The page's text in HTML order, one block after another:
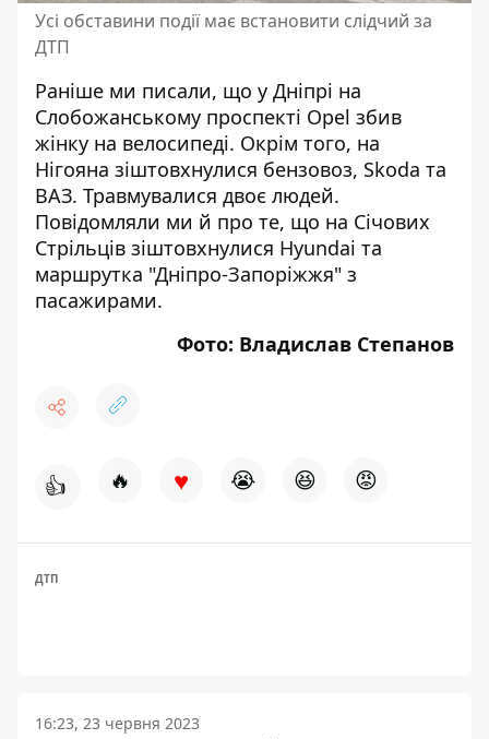
Усі обставини події має встановити слідчий за
ДТП
Раніше ми писали, що у Дніпрі на
Слобожанському проспекті Opel збив
жінку на велосипеді. Окрім того, на
Нігояна зіштовхнулися бензовоз, Skoda та
ВАЗ. Травмувалися двоє людей.
Повідомляли ми й про те, що на Січових
Стрільців зіштовхнулися Hyundai та
маршрутка "Дніпро-Запоріжжя" з
пасажирами.
Фото: Владислав Степанов
👍 🔥 ♥ 😭 😆 😡
ДТП
16:23, 23 червня 2023